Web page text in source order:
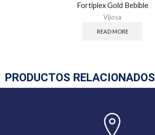
Fortiplex Gold Bebible
Vijosa
READ MORE
PRODUCTOS RELACIONADOS